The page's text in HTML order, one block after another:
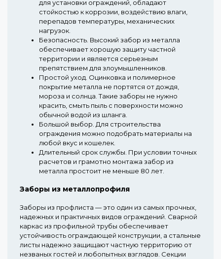
для установки ограждений, обладают
стойкостью к коррозии, воздействию влаги,
перепадов температуры, механических
нагрузок.
Безопасность. Высокий забор из металла
обеспечивает хорошую защиту частной
территории и является серьезным
препятствием для злоумышленников.
Простой уход. Оцинковка и полимерное
покрытие металла не портятся от дождя,
мороза и солнца. Такие заборы не нужно
красить, смыть пыль с поверхности можно
обычной водой из шланга.
Большой выбор. Для строительства
ограждения можно подобрать материалы на
любой вкус и кошелек.
Длительный срок службы. При условии точных
расчетов и грамотно монтажа забор из
металла простоит не меньше 80 лет.
Заборы из металлопрофиля
Заборы из профлиста — это один из самых прочных,
надежных и практичных видов ограждений. Сварной
каркас из профильной трубы обеспечивает
устойчивость ограждающей конструкции, а стальные
листы надежно защищают частную территорию от
незваных гостей и любопытных взглядов. Секции